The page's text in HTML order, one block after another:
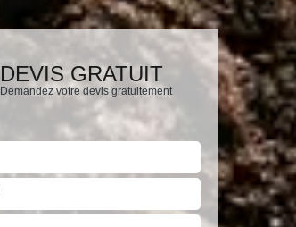
DEVIS GRATUIT
Demandez votre devis gratuitement